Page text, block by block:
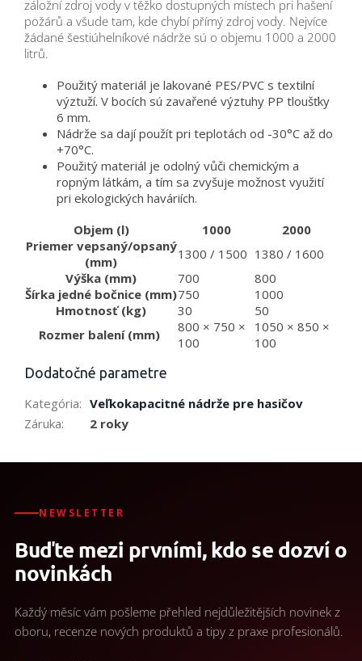
záložní zdroj vody v těžko dostupných místech pri hašení
požárů a všude tam, kde chybí přímý zdroj vody. Nejvíce
žádané šestiúhelníkové nádrže sú o objemu 1000 a 2000
litrů.
Použitý materiál je lakované PES/PVC s textilní
výztuží. V bocích sú zavařené výztuhy PP tloušťky
6 mm.
Nádrže sa dají použít pri teplotách od -30°C až do
+70°C.
Použitý materiál je odolný vůči chemickým a
ropným látkám, a tím sa zvyšuje možnost využití
pri ekologických haváriích.
Objem (l)
1000
2000
Priemer vepsaný/opsaný
(mm)
1300 / 1500 1380 / 1600
Výška (mm)
700
800
Šírka jedné bočnice (mm)750
1000
Hmotnosť (kg)
30
50
Rozmer balení (mm)
800 × 750 ×
100
1050 × 850 ×
100
Dodatočné parametre
Kategória: Veľkokapacitné nádrže pre hasičov
Záruka: 2 roky
NEWSLETTER
Buďte mezi prvními, kdo se dozví o
novinkách
Každý měsíc vám pošleme přehled nejdůležitějších novinek z
oboru, recenze nových produktů a tipy z praxe profesionálů.